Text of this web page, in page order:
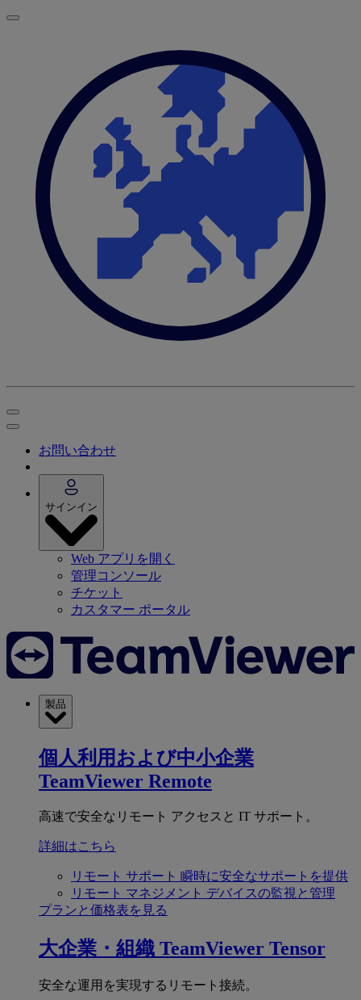
お問い合わせ
サインイン
Web アプリを開く
管理コンソール
チケット
カスタマー ポータル
製品
個人利用および中小企業
TeamViewer Remote
高速で安全なリモート アクセスと IT サポート。
詳細はこちら
リモート サポート 瞬時に安全なサポートを提供
リモート マネジメント デバイスの監視と管理
プランと価格表を見る
大企業・組織 TeamViewer Tensor
安全な運用を実現するリモート接続。